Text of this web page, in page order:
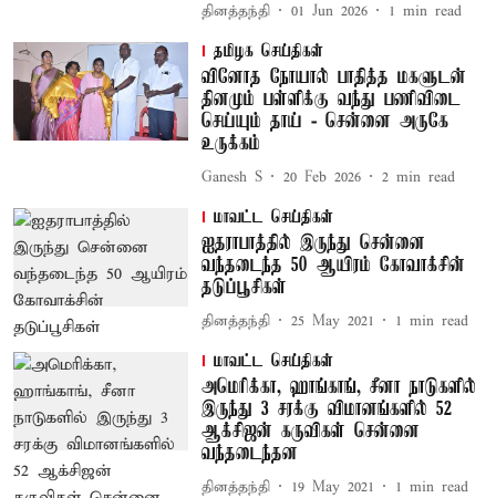
தினத்தந்தி 01 Jun 2026 1 min read
தமிழக செய்திகள்
வினோத நோயால் பாதித்த மகளுடன்
தினமும் பள்ளிக்கு வந்து பணிவிடை
செய்யும் தாய் - சென்னை அருகே
உருக்கம்
Ganesh S 20 Feb 2026 2 min read
மாவட்ட செய்திகள்
ஐதராபாத்தில் இருந்து சென்னை
வந்தடைந்த 50 ஆயிரம் கோவாக்சின்
தடுப்பூசிகள்
தினத்தந்தி 25 May 2021 1 min read
மாவட்ட செய்திகள்
அமெரிக்கா, ஹாங்காங், சீனா நாடுகளில்
இருந்து 3 சரக்கு விமானங்களில் 52
ஆக்சிஜன் கருவிகள் சென்னை
வந்தடைந்தன
தினத்தந்தி 19 May 2021 1 min read